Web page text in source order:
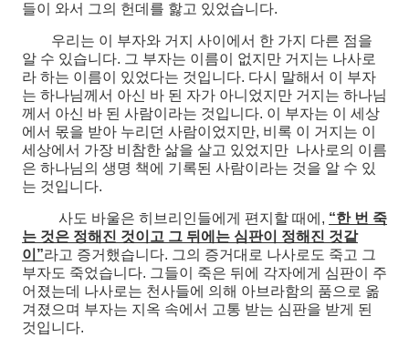
들이 와서 그의 헌데를 핧고 있었습니다.
우리는 이 부자와 거지 사이에서 한 가지 다른 점을
알 수 있습니다. 그 부자는 이름이 없지만 거지는 나사로
라 하는 이름이 있었다는 것입니다. 다시 말해서 이 부자
는 하나님께서 아신 바 된 자가 아니었지만 거지는 하나님
께서 아신 바 된 사람이라는 것입니다. 이 부자는 이 세상
에서 몫을 받아 누리던 사람이었지만, 비록 이 거지는 이
세상에서 가장 비참한 삶을 살고 있었지만 나사로의 이름
은 하나님의 생명 책에 기록된 사람이라는 것을 알 수 있
는 것입니다.
사도 바울은 히브리인들에게 편지할 때에, “한 번 죽
는 것은 정해진 것이고 그 뒤에는 심판이 정해진 것같
이”라고 증거했습니다. 그의 증거대로 나사로도 죽고 그
부자도 죽었습니다. 그들이 죽은 뒤에 각자에게 심판이 주
어졌는데 나사로는 천사들에 의해 아브라함의 품으로 옮
겨졌으며 부자는 지옥 속에서 고통 받는 심판을 받게 된
것입니다.